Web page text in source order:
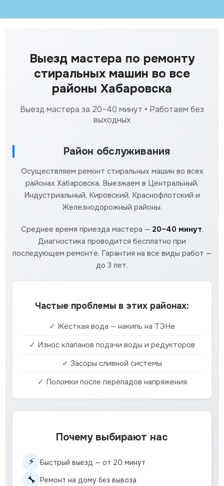
Выезд мастера по ремонту
стиральных машин во все
районы Хабаровска
Выезд мастера за 20–40 минут • Работаем без
выходных
Район обслуживания
Осуществляем ремонт стиральных машин во всех
районах Хабаровска. Выезжаем в Центральный,
Индустриальный, Кировский, Краснофлотский и
Железнодорожный районы.
Среднее время приезда мастера — 20–40 минут.
Диагностика проводится бесплатно при
последующем ремонте. Гарантия на все виды работ —
до 3 лет.
Частые проблемы в этих районах:
✓ Жёсткая вода — накипь на ТЭНе
✓ Износ клапанов подачи воды и редукторов
✓ Засоры сливной системы
✓ Поломки после перепадов напряжения
Почему выбирают нас
⚡ Быстрый выезд — от 20 минут
🔧 Ремонт на дому без вывоза